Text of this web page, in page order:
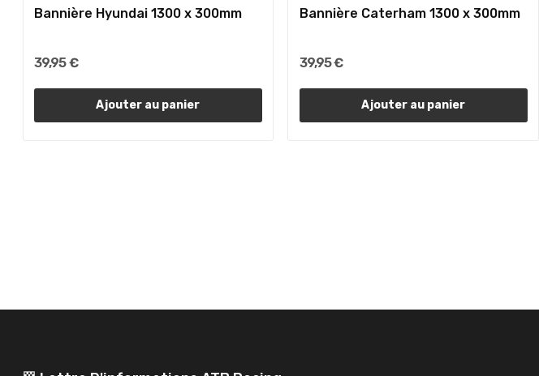
Bannière Hyundai 1300 x 300mm
39,95 €
Ajouter au panier
Bannière Caterham 1300 x 300mm
39,95 €
Ajouter au panier